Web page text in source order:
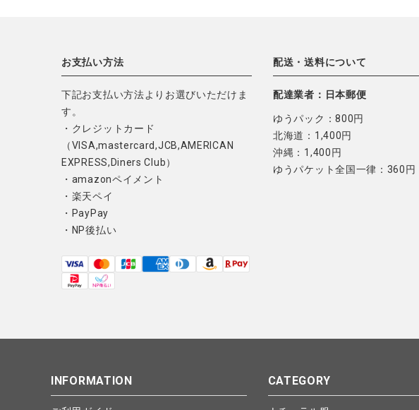
ギフト
ブランド
全ての商品
CONTENTS
ショップリスト
お支払い方法
下記お支払い方法よりお選びいただけま
す。
・クレジットカード
（VISA,mastercard,JCB,AMERICAN
EXPRESS,Diners Club）
・amazonペイメント
・楽天ペイ
・PayPay
・NP後払い
配送・送料について
配達業者：日本郵便
ゆうパック：800円
北海道：1,400円
沖縄：1,400円
ゆうパケット全国一律：360円
INFORMATION CATEGORY